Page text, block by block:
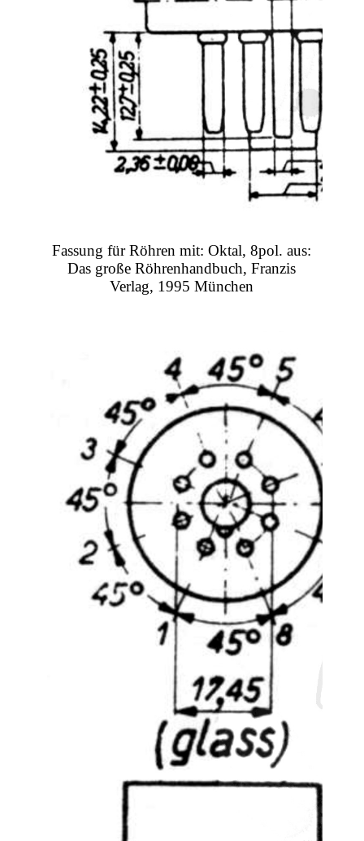
Fassung für Röhren mit: Oktal, 8pol. aus:
Das große Röhrenhandbuch, Franzis
Verlag, 1995 München